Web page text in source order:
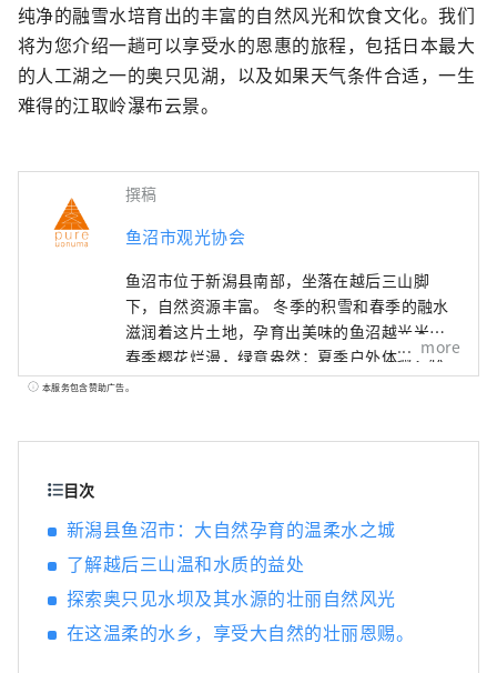
纯净的融雪水培育出的丰富的自然风光和饮食文化。我们
将为您介绍一趟可以享受水的恩惠的旅程，包括日本最大
的人工湖之一的奥只见湖，以及如果天气条件合适，一生
难得的江取岭瀑布云景。
撰稿
鱼沼市观光协会
鱼沼市位于新潟县南部，坐落在越后三山脚
下，自然资源丰富。 冬季的积雪和春季的融水
滋润着这片土地，孕育出美味的鱼沼越光米。
春季樱花烂漫，绿意盎然；夏季户外体验；秋
季金黄的稻田和红叶；冬季白雪皑皑。 每个季
自然与人文的温暖？
more
本服务包含赞助广告。
目次
新潟县鱼沼市：大自然孕育的温柔水之城
了解越后三山温和水质的益处
探索奥只见水坝及其水源的壮丽自然风光
在这温柔的水乡，享受大自然的壮丽恩赐。